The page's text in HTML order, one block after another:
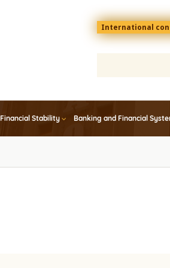
Menu
top
En
International
Financial Stability Banking and Financial